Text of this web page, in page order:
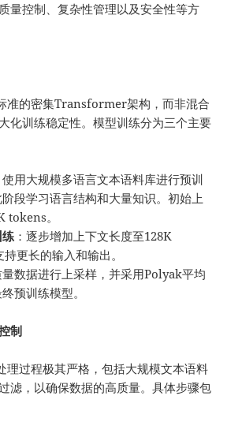
量控制、复杂性管理以及安全性等方
准的密集Transformer架构，而非混合
化训练稳定性。模型训练分为三个主要
使用大规模多语言文本语料库进行预训
段学习语言结构和大量知识。初始上
tokens。
：逐步增加上下文长度至128K
更长的输入和输出。
量数据进行上采样，并采用Polyak平均
预训练模型。
制
理过程极其严格，包括大规模文本语料
滤，以确保数据的高质量。具体步骤包